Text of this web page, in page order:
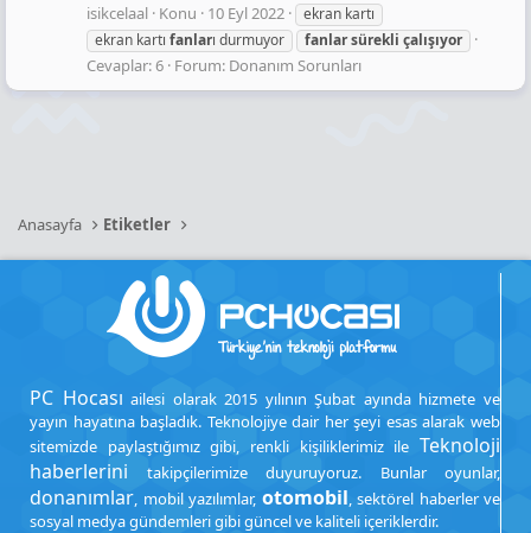
isikcelaal Konu 10 Eyl 2022
ekran kartı
ekran kartı fanları durmuyor fanlarsürekli çalışıyor
Cevaplar: 6 Forum: Donanım Sorunları
Anasayfa Etiketler
PC Hocası ailesi olarak 2015 yılının Şubat ayında hizmete ve
yayın hayatına başladık. Teknolojiye dair her şeyi esas alarak web
sitemizde paylaştığımız gibi, renkli kişiliklerimiz ile Teknoloji
haberlerini takipçilerimize duyuruyoruz. Bunlar oyunlar,
donanımlar, mobil yazılımlar, otomobil, sektörel haberler ve
sosyal medya gündemleri gibi güncel ve kaliteli içeriklerdir.